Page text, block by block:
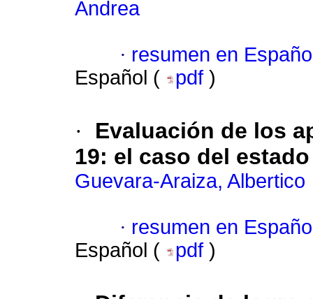
Andrea
· resumen en
Español (
pdf )
·
Evaluación de los
19: el caso del
Guevara-Araiza, Albertico
· resumen en
Español (
pdf )